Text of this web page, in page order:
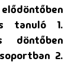
tanuló 1.
2.